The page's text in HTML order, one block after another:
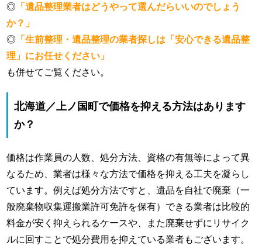
◎ 「遺品整理業者はどうやって選んだらいいのでしょう
か？」
◎ 「生前整理・遺品整理の業者探しは「安心できる遺品整
理」にお任せください」
も併せてご覧ください。
北海道／上ノ国町で価格を抑える方法はあります
か？
価格は作業員の人数、処分方法、資格の有無等によって異
なるため、業者は様々な方法で価格を抑える工夫を凝らし
ています。例えば処分方法ですと、遺品を自社で廃棄（一
般廃棄物収集運搬業許可免許を保有）できる業者は比較的
料金が安く抑えられるケースや、また廃棄せずにリサイク
ルに回すことで処分費用を抑えている業者もございます。